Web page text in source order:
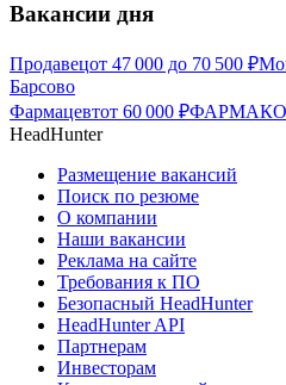
Вакансии дня
Продавецот 47 000 до 70 500 ₽
Барсово
Фармацевтот 60 000 ₽
HeadHunter
Размещение вакансий
Поиск по резюме
О компании
Наши вакансии
Реклама на сайте
Требования к ПО
Безопасный HeadHunter
HeadHunter API
Партнерам
Инвесторам